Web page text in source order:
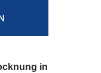
in